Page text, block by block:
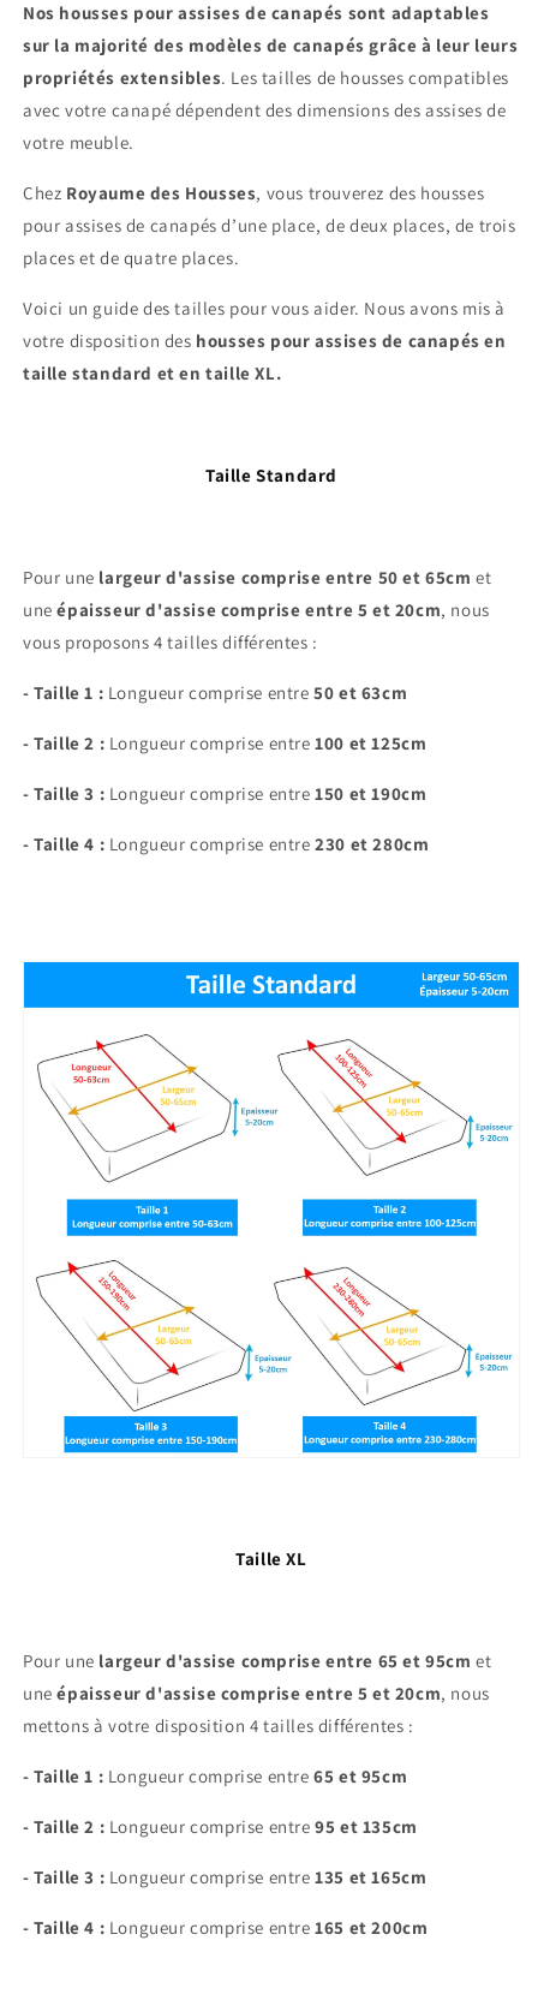
Nos housses pour assises de canapés sont adaptables
sur la majorité des modèles de canapés grâce à leur leurs
propriétés extensibles. Les tailles de housses compatibles
avec votre canapé dépendent des dimensions des assises de
votre meuble.
Chez Royaume des Housses, vous trouverez des housses
pour assises de canapés d’une place, de deux places, de trois
places et de quatre places.
Voici un guide des tailles pour vous aider. Nous avons mis à
votre disposition des housses pour assises de canapés en
taille standard et en taille XL.
Taille Standard
Pour une largeur d'assise comprise entre 50 et 65cm et
uneépaisseur d'assise comprise entre 5 et 20cm, nous
vous proposons 4 tailles différentes :
- Taille 1 : Longueur comprise entre50 et 63cm
- Taille 2 : Longueur comprise entre100 et 125cm
- Taille 3 : Longueur comprise entre150 et 190cm
- Taille 4 : Longueur comprise entre230 et 280cm
Taille XL
Pour une largeur d'assise comprise entre 65 et 95cm et
uneépaisseur d'assise comprise entre 5 et 20cm, nous
mettons à votre disposition 4 tailles différentes :
- Taille 1 : Longueur comprise entre65 et 95cm
- Taille 2 : Longueur comprise entre95 et 135cm
- Taille 3 : Longueur comprise entre135 et 165cm
- Taille 4 : Longueur comprise entre165 et 200cm